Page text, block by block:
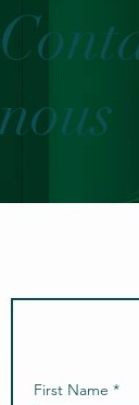
nous
First Name